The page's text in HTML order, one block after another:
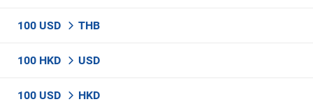
100 USD THB
100 HKD USD
100 USD HKD